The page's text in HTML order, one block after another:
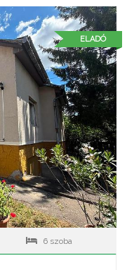
ELADÓ
6 szoba